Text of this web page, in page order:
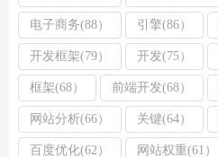
电子商务(88） 引擎(86）
开发框架(79） 开发(75）
框架(68） 前端开发(68）
网站分析(66） 关键(64）
百度优化(62） 网站权重(61）